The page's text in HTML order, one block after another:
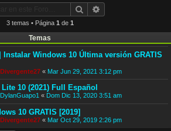
Buscar
3 temas • Página 1 de 1
Temas
Windows 10 Última versión GRATIS
Divergente27 « Mar Jun 29, 2021 3:12 pm
10 (2021) Full Español
DylanGuapo1 « Dom Dic 13, 2020 3:51 am
10 GRATIS [2019]
Divergente27 « Mar Oct 29, 2019 2:26 pm